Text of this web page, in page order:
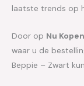
laatste trends op
Door op Nu Kopen
waar u de
Beppie – Zwart